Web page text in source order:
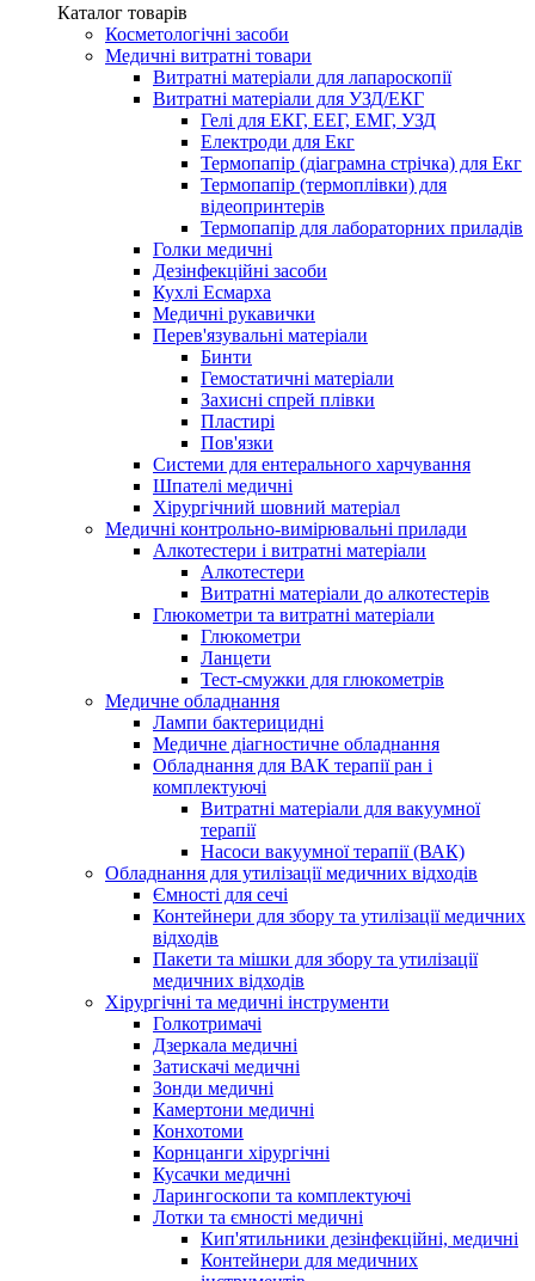
Каталог товарів
Косметологічні засоби
Медичні витратні товари
Витратні матеріали для лапароскопії
Витратні матеріали для УЗД/ЕКГ
Гелі для ЕКГ, ЕЕГ, ЕМГ, УЗД
Електроди для Екг
Термопапір (діаграмна стрічка) для Екг
Термопапір (термоплівки) для
відеопринтерів
Термопапір для лабораторних приладів
Голки медичні
Дезінфекційні засоби
Кухлі Есмарха
Медичні рукавички
Перев'язувальні матеріали
Бинти
Гемостатичні матеріали
Захисні спрей плівки
Пластирі
Пов'язки
Системи для ентерального харчування
Шпателі медичні
Хірургічний шовний матеріал
Медичні контрольно-вимірювальні прилади
Алкотестери і витратні матеріали
Алкотестери
Витратні матеріали до алкотестерів
Глюкометри та витратні матеріали
Глюкометри
Ланцети
Тест-смужки для глюкометрів
Медичне обладнання
Лампи бактерицидні
Медичне діагностичне обладнання
Обладнання для ВАК терапії ран і
комплектуючі
Витратні матеріали для вакуумної
терапії
Насоси вакуумної терапії (ВАК)
Обладнання для утилізації медичних відходів
Ємності для сечі
Контейнери для збору та утилізації медичних
відходів
Пакети та мішки для збору та утилізації
медичних відходів
Хірургічні та медичні інструменти
Голкотримачі
Дзеркала медичні
Затискачі медичні
Зонди медичні
Камертони медичні
Конхотоми
Корнцанги хірургічні
Кусачки медичні
Ларингоскопи та комплектуючі
Лотки та ємності медичні
Кип'ятильники дезінфекційні, медичні
Контейнери для медичних